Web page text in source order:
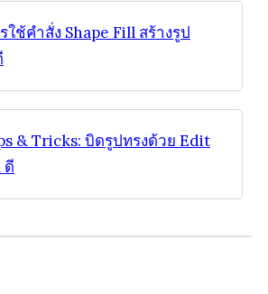
ใช้คำสั่ง Shape Fill สร้างรูป
& Tricks: บิดรูปทรงด้วย Edit
ดี